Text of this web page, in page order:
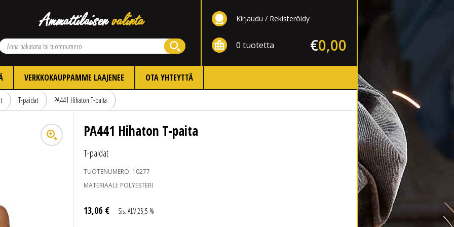
Kirjaudu Rekisteröidy
0 tuotetta 0,00
€
VERKKOKAUPPAMME LAAJENEE OTA YHTEYTTÄ
T-paidat PA441 Hihaton T-paita
PA441 Hihaton T-paita
T-paidat
TUOTENUMERO: 10277
MATERIAALI: POLYESTERI
13,06 € Sis. ALV 25,5 %